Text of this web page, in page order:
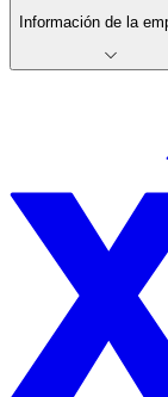
Información de la